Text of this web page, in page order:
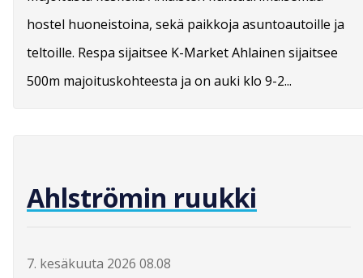
hostel huoneistoina, sekä paikkoja asuntoautoille ja
teltoille. Respa sijaitsee K-Market Ahlainen sijaitsee
500m majoituskohteesta ja on auki klo 9-2...
Ahlströmin ruukki
7. kesäkuuta 2026 08.08